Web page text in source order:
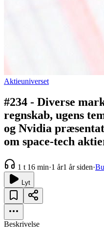
Aktieuniverset
#234 - Diverse
regnskab, ugens
og Nvidia
om space-tech
1 t 16 min·1 år1 år siden·
Lyt
Beskrivelse